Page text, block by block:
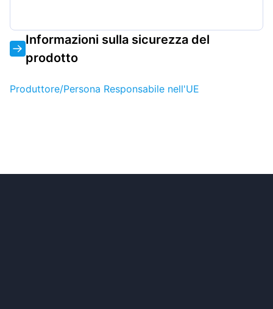
Informazioni sulla sicurezza del
prodotto
Produttore/Persona Responsabile nell'UE